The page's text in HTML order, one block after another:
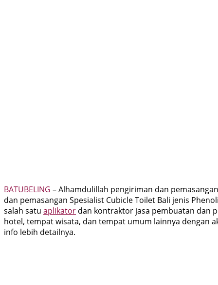
BATUBELING – Alhamdulillah pengiriman dan
dan pemasangan Spesialist Cubicle Toilet Bali jenis
salah satu aplikator dan kontraktor jasa pembuatan dan
hotel, tempat wisata, dan tempat umum lainnya dengan
info lebih detailnya.